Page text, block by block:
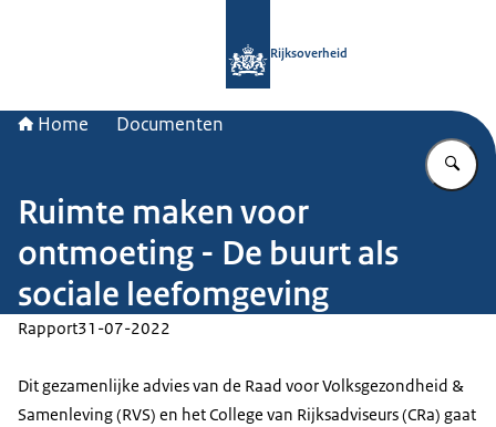
Rijksoverheid
Home Documenten
Ruimte maken voor
ontmoeting - De buurt als
sociale leefomgeving
Rapport31-07-2022
Dit gezamenlijke advies van de Raad voor Volksgezondheid &
Samenleving (RVS) en het College van Rijksadviseurs (CRa) gaat